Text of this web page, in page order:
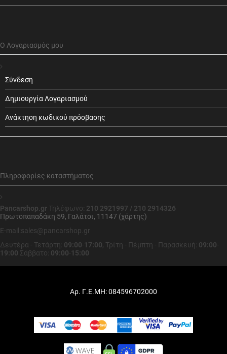
Ο Λογαριασμός μου
Σύνδεση
Δημιουργία Λογαριασμού
Ανάκτηση κωδικού πρόσβασης
Πληροφορίες καταστήματος
Pancarshop.gr Τηλέφωνο: 210 2921997 / 210 2914326
Πρωτοπαπαδάκη 59, Γαλάτσι, 11147 (χάρτης)
E-mail:sales@pancarshop.gr
Δευτέρα - Τετάρτη: 09:00-17:00, Τρίτη - Πέμπτη - Παρασκευή: 09:00-
19:00 Σάββατο: 09:00-15:00
Αρ. Γ.Ε.ΜΗ: 084596702000